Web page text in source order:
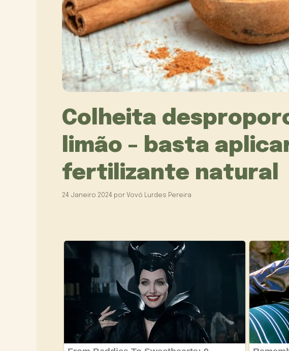
Colheita
limão – basta
fertilizante natural
24 Janeiro 2024 por Vovó Lurdes Pereira